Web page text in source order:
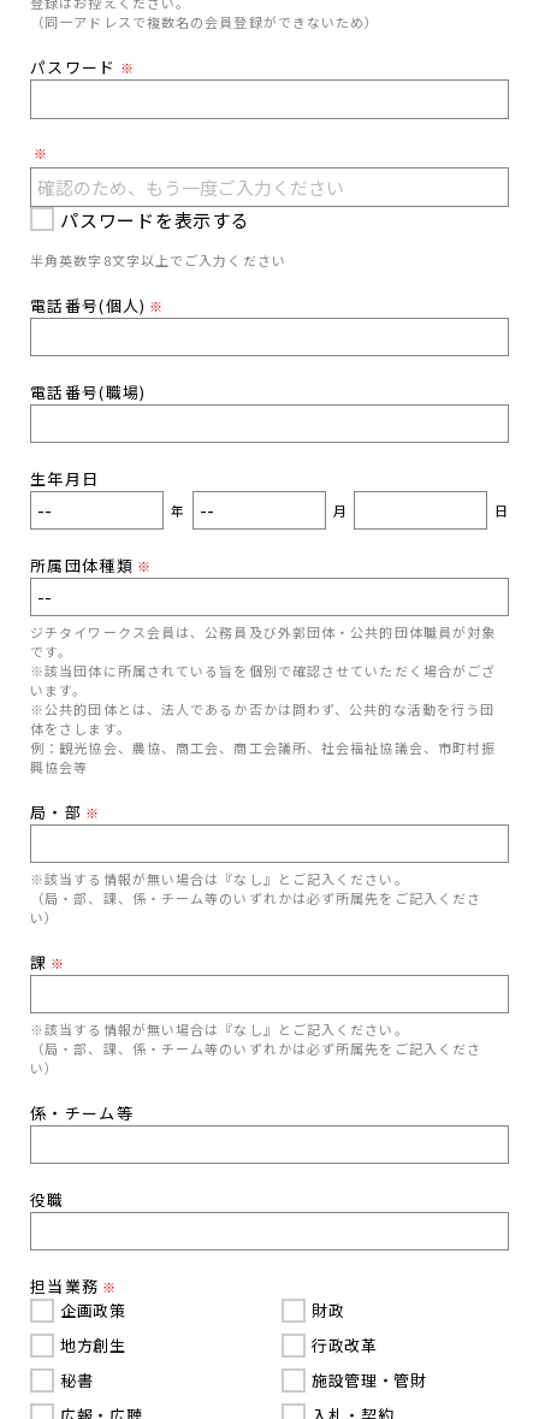
（同一アドレスで複数名の会員登録ができないため）
パスワード ※
※
パスワードを表示する
半角英数字8文字以上でご入力ください
電話番号(個人) ※
電話番号(職場)
生年月日
年 月 日
所属団体種類 ※
ジチタイワークス会員は、公務員及び外郭団体・公共的団体職員が対象
です。
※該当団体に所属されている旨を個別で確認させていただく場合がござ
います。
※公共的団体とは、法人であるか否かは問わず、公共的な活動を行う団
体をさします。
例：観光協会、農協、商工会、商工会議所、社会福祉協議会、市町村振
興協会等
局・部 ※
※該当する情報が無い場合は『なし』とご記入ください。
（局・部、課、係・チーム等のいずれかは必ず所属先をご記入くださ
い）
課 ※
※該当する情報が無い場合は『なし』とご記入ください。
（局・部、課、係・チーム等のいずれかは必ず所属先をご記入くださ
い）
係・チーム等
役職
担当業務 ※
企画政策
地方創生
秘書
財政
行政改革
施設管理・管財